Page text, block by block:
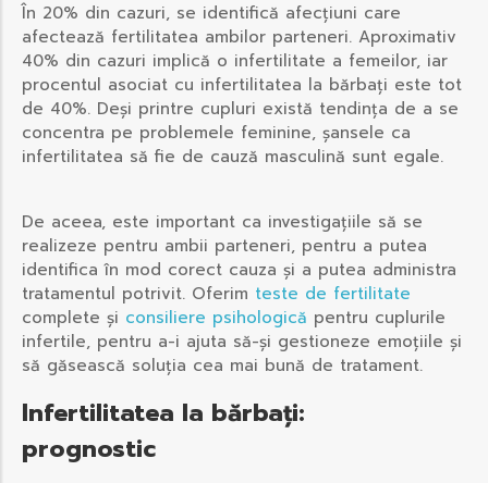
În 20% din cazuri, se identifică afecțiuni care
afectează fertilitatea ambilor parteneri. Aproximativ
40% din cazuri implică o infertilitate a femeilor, iar
procentul asociat cu infertilitatea la bărbați este tot
de 40%. Deși printre cupluri există tendința de a se
concentra pe problemele feminine, șansele ca
infertilitatea să fie de cauză masculină sunt egale.
De aceea, este important ca investigațiile să se
realizeze pentru ambii parteneri, pentru a putea
identifica în mod corect cauza și a putea administra
tratamentul potrivit. Oferim teste de fertilitate
complete și consiliere psihologică pentru cuplurile
infertile, pentru a-i ajuta să-și gestioneze emoțiile și
să găsească soluția cea mai bună de tratament.
Infertilitatea la bărbați:
prognostic